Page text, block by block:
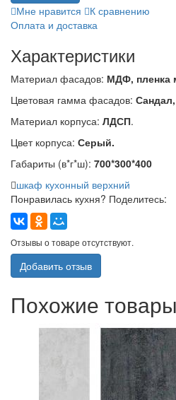
Мне нравится
К сравнению
Оплата и доставка
Характеристики
Материал фасадов: МДФ, пленка
Цветовая гамма фасадов:
Материал корпуса: ЛДСП.
Цвет корпуса: Серый.
Габариты (в*г*ш): 700*300*400
шкаф кухонный верхний
Понравилась кухня? Поделитесь:
Отзывы о товаре отсутствуют.
Добавить отзыв
Похожие товары